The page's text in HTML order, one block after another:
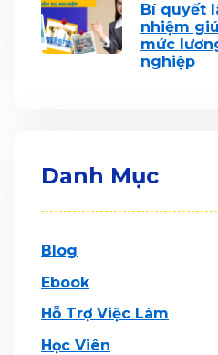
Bí quyết
nhiệm
mức
nghiệp
Danh Mục
Blog
Ebook
Hỗ Trợ Việc Làm
Học Viên